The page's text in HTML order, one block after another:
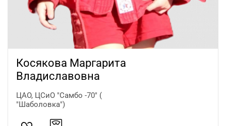
Косякова Маргарита
Владиславовна
ЦАО, ЦСиО "Самбо -70" (
"Шаболовка")